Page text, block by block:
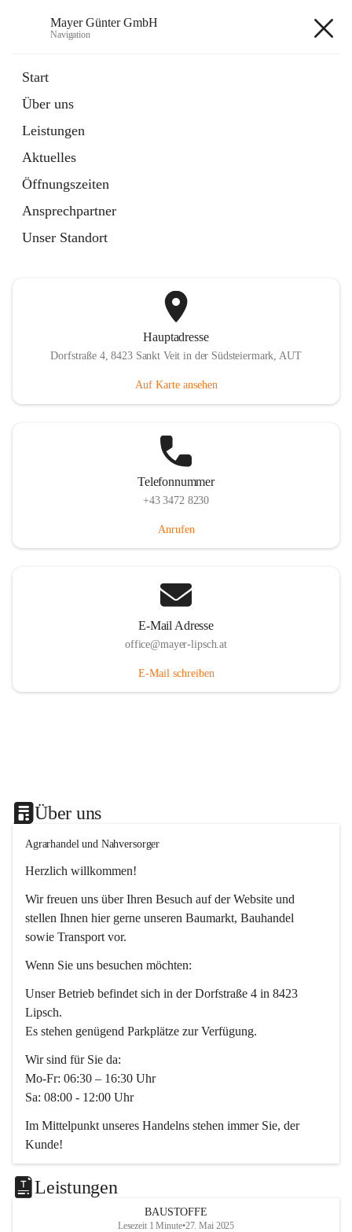
Mayer Günter GmbH
Navigation
Start
Über uns
Leistungen
Aktuelles
Öffnungszeiten
Ansprechpartner
Unser Standort
Artikel
in
Tab
TRANSPORTE
Artikel
öffnet
in
neuem
Tab
Hauptadresse
Dorfstraße 4, 8423 Sankt Veit in der Südsteiermark, AUT
Auf Karte ansehen
Telefonnummer
+43 3472 8230
Anrufen
E-Mail Adresse
office@mayer-lipsch.at
E-Mail schreiben
Über uns
Agrarhandel und Nahversorger
Herzlich willkommen!
Wir freuen uns über Ihren Besuch auf der Website und
stellen Ihnen hier gerne unseren Baumarkt, Bauhandel
sowie Transport vor.
Wenn Sie uns besuchen möchten:
Unser Betrieb befindet sich in der Dorfstraße 4 in 8423
Lipsch.
Es stehen genügend Parkplätze zur Verfügung.
Wir sind für Sie da:
Mo-Fr: 06:30 – 16:30 Uhr
Sa: 08:00 - 12:00 Uhr
Im Mittelpunkt unseres Handelns stehen immer Sie, der
Kunde!
Das Team ist freundlich, motiviert und bestens geschult in
den Bereichen
Beratung, Lager sowie Transport. Für alle Ihre Anliegen
finden wir eine individuelle Lösung.
Leistungen
BAUSTOFFE
Lesezeit 1 Minute•27. Mai 2025